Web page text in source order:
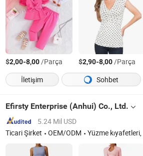
$2,00-8,00/Parça $2,90-8,00/Parça
İletişim
Sohbet
Efirsty Enterprise (Anhui) Co., Ltd.
5.24 Mil USD
Ticari Şirket
OEM/ODM Yüzme kıyafetleri, spor giysileri,